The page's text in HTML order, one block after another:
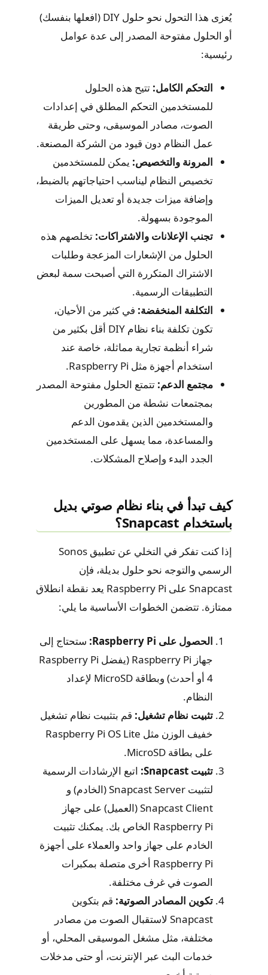
يُعزى هذا التحول نحو حلول DIY (افعلها بنفسك)
أو الحلول مفتوحة المصدر إلى عدة عوامل
رئيسية:
التحكم الكامل: تتيح هذه الحلول
للمستخدمين التحكم المطلق في إعدادات
الصوت، مصادر الموسيقى، وحتى طريقة
عمل النظام دون قيود من الشركة المصنعة.
المرونة والتخصيص: يمكن للمستخدمين
تخصيص النظام ليناسب احتياجاتهم بالضبط،
وإضافة ميزات جديدة أو تعديل الميزات
الموجودة بسهولة.
تجنب الإعلانات والاشتراكات: تخلصهم هذه
الحلول من الإشعارات المزعجة وطلبات
الاشتراك المتكررة التي أصبحت سمة لبعض
التطبيقات الرسمية.
التكلفة المنخفضة: في كثير من الأحيان،
تكون تكلفة بناء نظام DIY أقل بكثير من
شراء أنظمة تجارية مماثلة، خاصة عند
استخدام أجهزة مثل Raspberry Pi.
مجتمع الدعم: تتمتع الحلول مفتوحة المصدر
بمجتمعات نشطة من المطورين
والمستخدمين الذين يقدمون الدعم
والمساعدة، مما يسهل على المستخدمين
الجدد البدء وإصلاح المشكلات.
كيف تبدأ في بناء نظام صوتي بديل
باستخدام Snapcast؟
إذا كنت تفكر في التخلي عن تطبيق Sonos
الرسمي والتوجه نحو حلول بديلة، فإن
Snapcast على Raspberry Pi يعد نقطة انطلاق
ممتازة. تتضمن الخطوات الأساسية ما يلي:
الحصول على Raspberry Pi:
ستحتاج إلى
جهاز Raspberry Pi (يفضل Raspberry Pi
4 أو أحدث) وبطاقة MicroSD لإعداد
النظام.
تثبيت نظام تشغيل: قم بتثبيت نظام تشغيل
خفيف الوزن مثل Raspberry Pi OS Lite
على بطاقة MicroSD.
تثبيت Snapcast:
اتبع الإرشادات الرسمية
لتثبيت Snapcast Server (الخادم) و
Snapcast Client (العميل) على جهاز
Raspberry Pi الخاص بك. يمكنك تثبيت
الخادم على جهاز واحد والعملاء على أجهزة
Raspberry Pi أخرى متصلة بمكبرات
الصوت في غرف مختلفة.
تكوين المصادر الصوتية: قم بتكوين
Snapcast لاستقبال الصوت من مصادر
مختلفة، مثل مشغل الموسيقى المحلي، أو
خدمات البث عبر الإنترنت، أو حتى مدخلات